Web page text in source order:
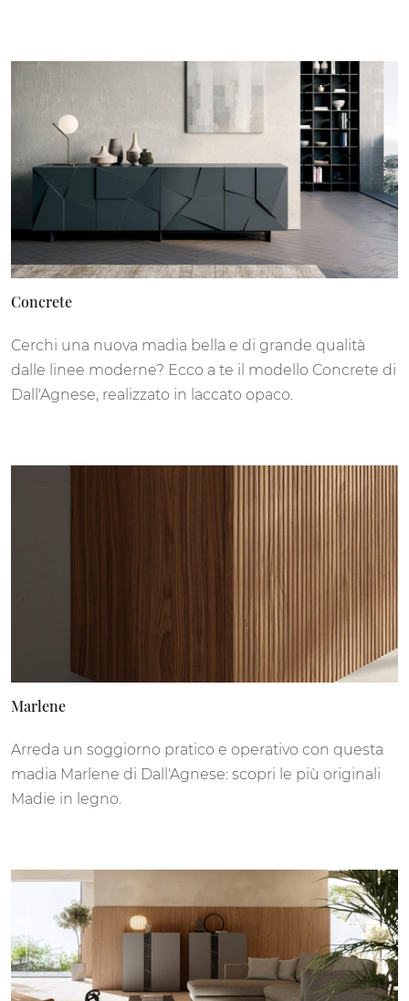
Concrete
Cerchi una nuova madia bella e di grande qualità
dalle linee moderne? Ecco a te il modello Concrete di
Dall'Agnese, realizzato in laccato opaco.
Marlene
Arreda un soggiorno pratico e operativo con questa
madia Marlene di Dall'Agnese: scopri le più originali
Madie in legno.